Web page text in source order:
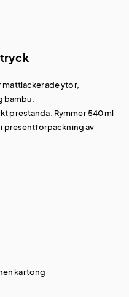
tryck
mattlackerade ytor,
bambu.
prestanda. Rymmer 540 ml
presentförpackning av
kartong